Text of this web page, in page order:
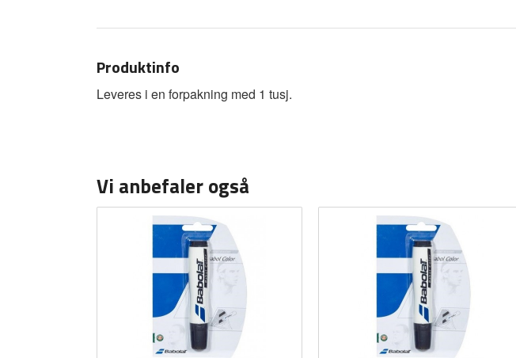
Produktinfo
Leveres i en forpakning med 1 tusj.
Vi anbefaler også